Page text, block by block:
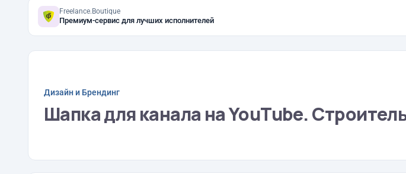
Freelance.Boutique
Премиум-сервис для лучших исполнителей
Дизайн и Брендинг
Шапка для канала на YouTube.